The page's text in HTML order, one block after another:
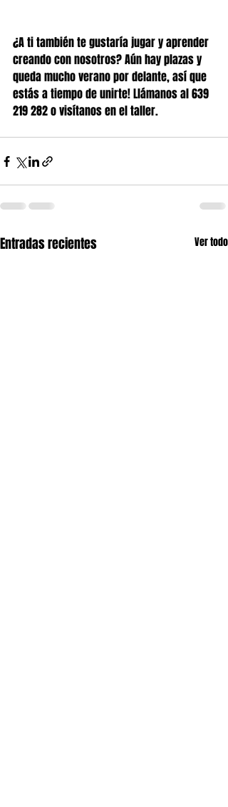
¿A ti también te gustaría jugar y aprender
creando con nosotros? Aún hay plazas y
queda mucho verano por delante, así que
estás a tiempo de unirte! Llámanos al 639
219 282 o visítanos en el taller.
Entradas recientes Ver todo